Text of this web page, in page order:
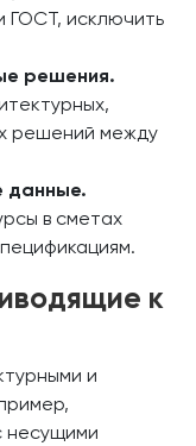
ГОСТ, исключить
решения.
решений между
данные.
в сметах
к
и
несущими